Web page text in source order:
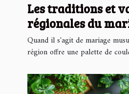
Les traditions et
régionales du
musulman
Quand il s'agit de mariage
région offre une palette de